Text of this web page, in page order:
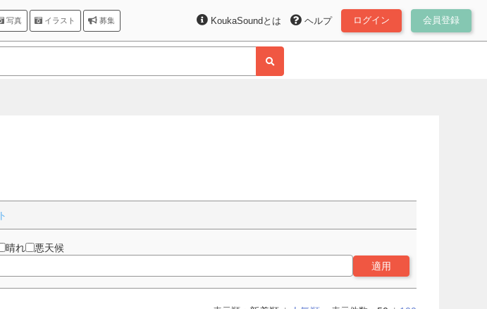
写真 イラスト 募集 ログイン 会員登録
ヘルプ
KoukaSoundとは
晴れ 悪天候
適用